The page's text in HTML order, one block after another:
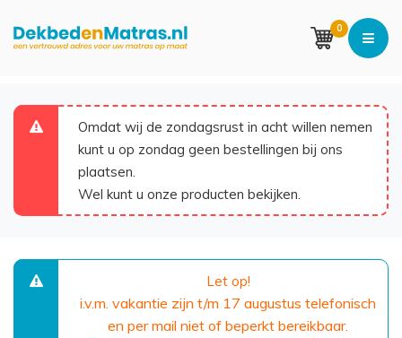
0
Omdat wij de zondagsrust in acht willen nemen
kunt u op zondag geen bestellingen bij ons
plaatsen.
Wel kunt u onze producten bekijken.
Let op!
i.v.m. vakantie zijn t/m 17 augustus telefonisch
en per mail niet of beperkt bereikbaar.